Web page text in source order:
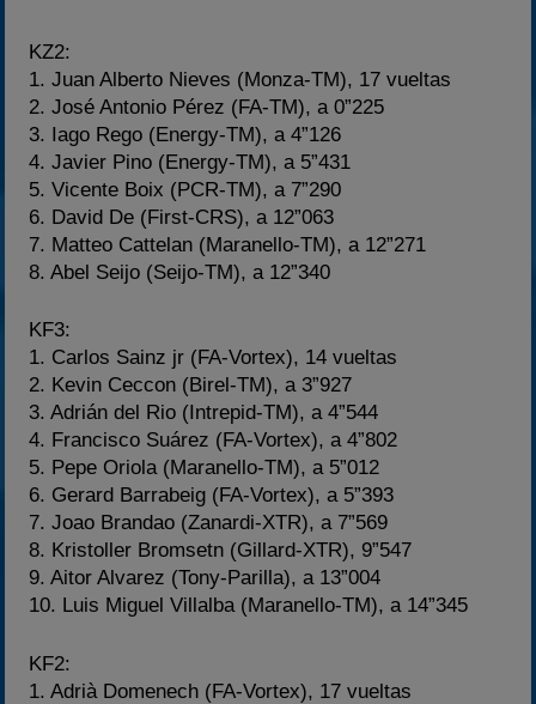
KZ2:
1. Juan Alberto Nieves (Monza-TM), 17 vueltas
2. José Antonio Pérez (FA-TM), a 0”225
3. Iago Rego (Energy-TM), a 4”126
4. Javier Pino (Energy-TM), a 5”431
5. Vicente Boix (PCR-TM), a 7”290
6. David De (First-CRS), a 12”063
7. Matteo Cattelan (Maranello-TM), a 12”271
8. Abel Seijo (Seijo-TM), a 12”340
KF3:
1. Carlos Sainz jr (FA-Vortex), 14 vueltas
2. Kevin Ceccon (Birel-TM), a 3”927
3. Adrián del Rio (Intrepid-TM), a 4”544
4. Francisco Suárez (FA-Vortex), a 4”802
5. Pepe Oriola (Maranello-TM), a 5”012
6. Gerard Barrabeig (FA-Vortex), a 5”393
7. Joao Brandao (Zanardi-XTR), a 7”569
8. Kristoller Bromsetn (Gillard-XTR), 9”547
9. Aitor Alvarez (Tony-Parilla), a 13”004
10. Luis Miguel Villalba (Maranello-TM), a 14”345
KF2:
1. Adrià Domenech (FA-Vortex), 17 vueltas